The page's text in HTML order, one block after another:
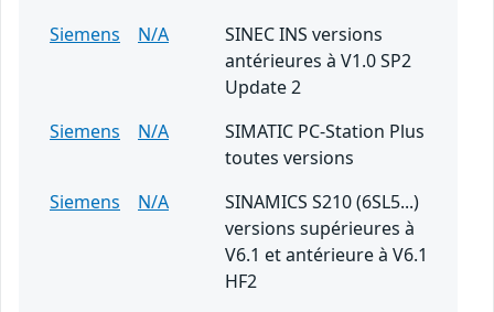
Siemens
N/A
SINEC INS versions
antérieures à V1.0 SP2
Update 2
Siemens
N/A
SIMATIC PC-Station Plus
toutes versions
Siemens
N/A
SINAMICS S210 (6SL5...)
versions supérieures à
V6.1 et antérieure à V6.1
HF2